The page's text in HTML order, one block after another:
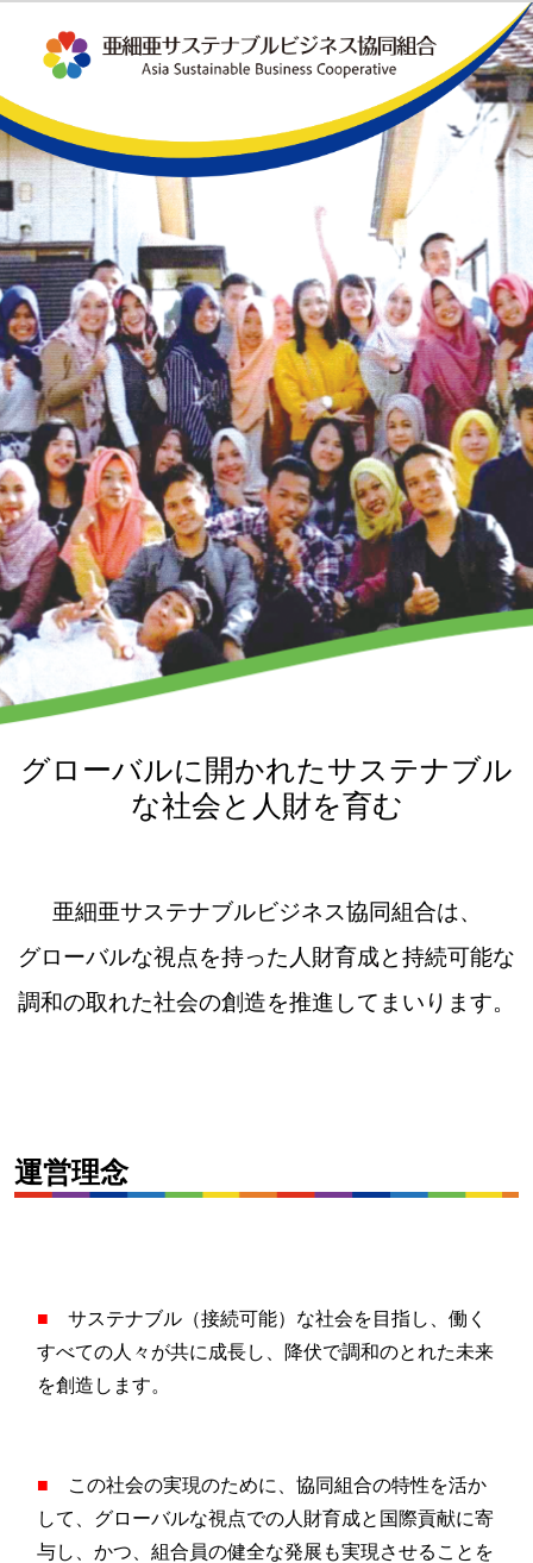
グローバルに開かれたサステナブル
な社会と人財を育む
亜細亜サステナブルビジネス協同組合は、
グローバルな視点を持った人財育成と持続可能な
調和の取れた社会の創造を推進してまいります。
運営理念
■ サステナブル（接続可能）な社会を目指し、働く
すべての人々が共に成長し、降伏で調和のとれた未来
を創造します。
■ この社会の実現のために、協同組合の特性を活か
して、グローバルな視点での人財育成と国際貢献に寄
与し、かつ、組合員の健全な発展も実現させることを